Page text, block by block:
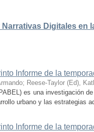
Digitales en
Informe de la
; Reese-Taylor (Ed),
es una investigación
urbano y las estrategias
Informe de la